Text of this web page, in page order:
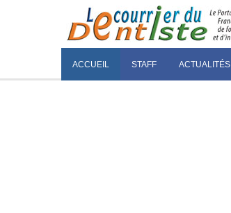
ACCUEIL STAFF ACTUALITÉS